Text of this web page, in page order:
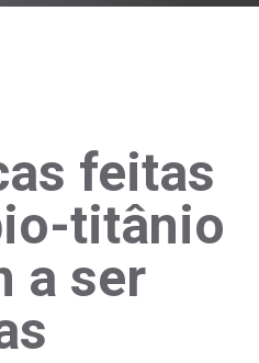
feitas
titânio
a ser